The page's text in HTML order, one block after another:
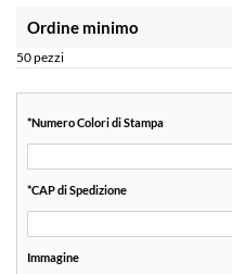
Ordine minimo
50 pezzi
*Numero Colori di Stampa
*CAP di Spedizione
Immagine